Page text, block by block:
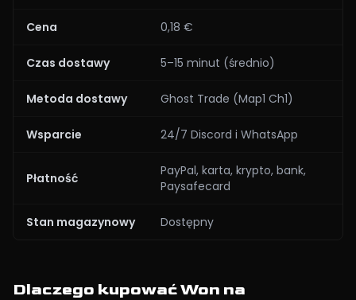
Cena 0,18 €
Czas dostawy 5–15 minut (średnio)
Metoda dostawy Ghost Trade (Map1 Ch1)
Wsparcie 24/7 Discord i WhatsApp
Płatność
PayPal, karta, krypto, bank,
Paysafecard
Stan magazynowy Dostępny
Dlaczego kupować Won na